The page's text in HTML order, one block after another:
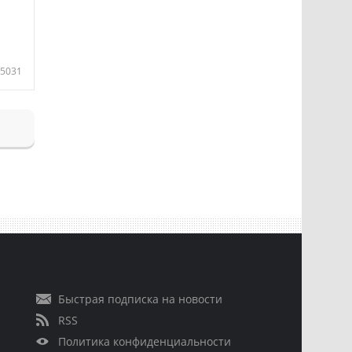
5031
Быстрая подписка на новости
RSS
Политика конфиденциальности